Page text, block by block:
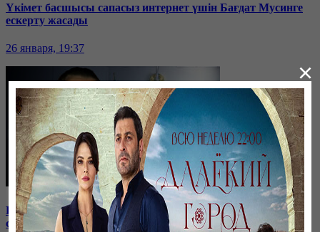
Үкімет басшысы сапасыз интернет үшін Бағдат Мусинге
ескерту жасады
26 января, 19:37
Бірнеше отбасын алдаған туристік фирма директоры
сотталып жатыр
×